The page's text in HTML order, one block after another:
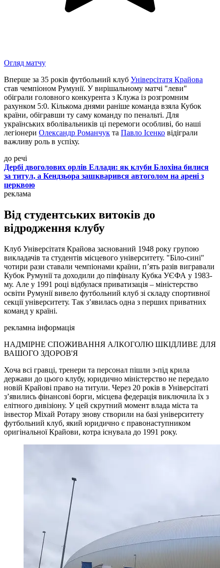
Огляд матчу
Вперше за 35 років футбольний клуб Універсітатя Крайова
став чемпіоном Румунії. У вирішальному матчі "леви"
обіграли головного конкурента з Клужа із розгромним
рахунком 5:0. Кількома днями раніше команда взяла Кубок
країни, обігравши ту саму команду по пенальті. Для
українських вболівальників ці перемоги особливі, бо наші
легіонери Олександр Романчук та Павло Ісенко відіграли
важливу роль в успіху.
до речі
Дербі двоголових орлів Еллади: як клуби Блохіна билися
за титул, а Кендзьора зашкварився автоголом на арені з
церквою
реклама
Від студентських витоків до
відродження клубу
Клуб Універсітатя Крайова заснований 1948 року групою
викладачів та студентів місцевого університету. "Біло-сині"
чотири рази ставали чемпіонами країни, п’ять разів вигравали
Кубок Румунії та доходили до півфіналу Кубка УЄФА у 1983-
му. Але у 1991 році відбулася приватизація – міністерство
освіти Румунії вивело футбольний клуб зі складу спортивної
секції університету. Так з’явилась одна з перших приватних
команд у країні.
рекламна інформація
НАДМІРНЕ СПОЖИВАННЯ АЛКОГОЛЮ ШКІДЛИВЕ ДЛЯ
ВАШОГО ЗДОРОВ'Я
Хоча всі гравці, тренери та персонал пішли з-під крила
держави до цього клубу, юридично міністерство не передало
новій Крайові право на титули. Через 20 років в Універсітаті
з’явились фінансові борги, місцева федерація виключила їх з
елітного дивізіону. У цей скрутний момент влада міста та
інвестор Міхай Ротару знову створили на базі університету
футбольний клуб, який юридично є правонаступником
оригінальної Крайови, котра існувала до 1991 року.